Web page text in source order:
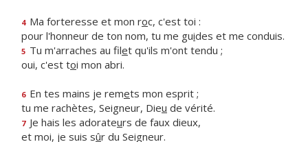
4 Ma forteresse et mon roc, c'est toi :
pour l'honneur de ton nom, tu me guides et me conduis.
5 Tu m'arraches au filet qu'ils m'ont tendu ;
oui, c'est toi mon abri.
6 En tes mains je remets mon esprit ;
tu me rachètes, Seigneur, Dieu de vérité.
7 Je hais les adorateurs de faux dieux,
et moi, je suis sûr du Seigneur.